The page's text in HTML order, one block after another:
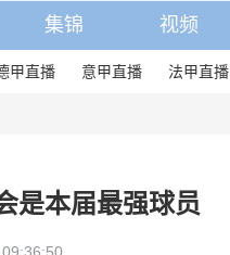
集锦 视频
甲直播 意甲直播 法甲直播
是本届最强球员